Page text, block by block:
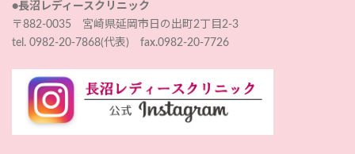
●長沼レディースクリニック
〒882-0035 宮崎県延岡市日の出町2丁目2-3
tel. 0982-20-7868(代表) fax.0982-20-7726